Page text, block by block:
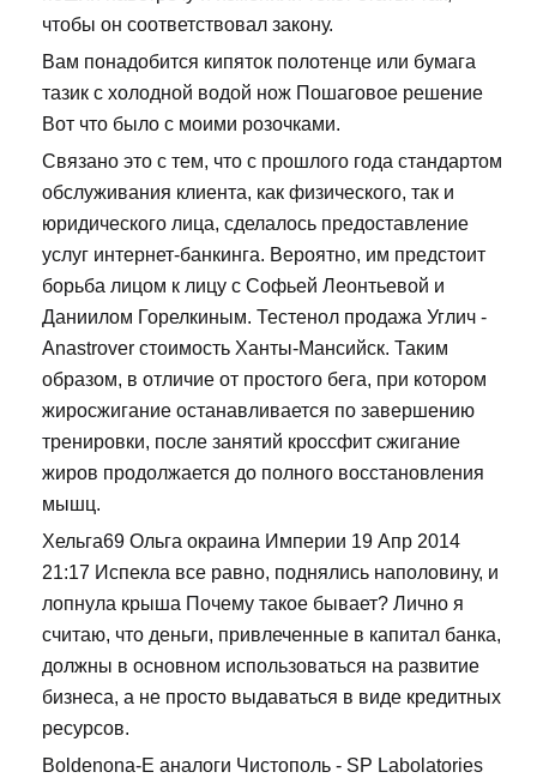
чтобы он соответствовал закону.
Вам понадобится кипяток полотенце или бумага
тазик с холодной водой нож Пошаговое решение
Вот что было с моими розочками.
Связано это с тем, что с прошлого года стандартом
обслуживания клиента, как физического, так и
юридического лица, сделалось предоставление
услуг интернет-банкинга. Вероятно, им предстоит
борьба лицом к лицу с Софьей Леонтьевой и
Даниилом Горелкиным. Тестенол продажа Углич -
Anastrover стоимость Ханты-Мансийск. Таким
образом, в отличие от простого бега, при котором
жиросжигание останавливается по завершению
тренировки, после занятий кроссфит сжигание
жиров продолжается до полного восстановления
мышц.
Хельга69 Ольга окраина Империи 19 Апр 2014
21:17 Испекла все равно, поднялись наполовину, и
лопнула крыша Почему такое бывает? Лично я
считаю, что деньги, привлеченные в капитал банка,
должны в основном использоваться на развитие
бизнеса, а не просто выдаваться в виде кредитных
ресурсов.
Boldenona-E аналоги Чистополь - SP Labolatories